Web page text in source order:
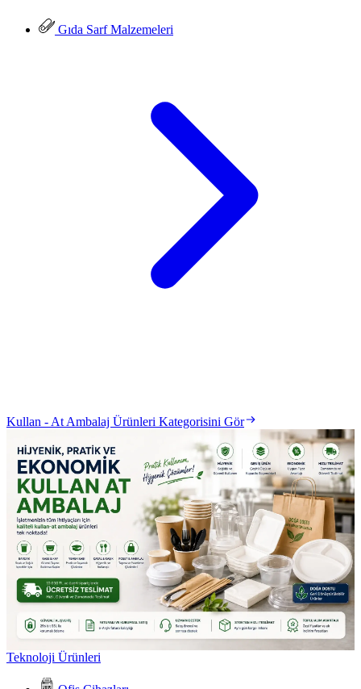
Gıda Sarf Malzemeleri
Kullan - At Ambalaj Ürünleri Kategorisini Gör
Teknoloji Ürünleri